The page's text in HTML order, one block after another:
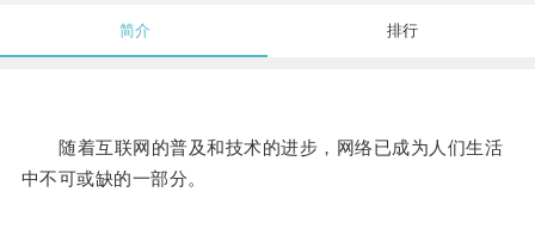
简介 排行
随着互联网的普及和技术的进步，网络已成为人们生活
中不可或缺的一部分。